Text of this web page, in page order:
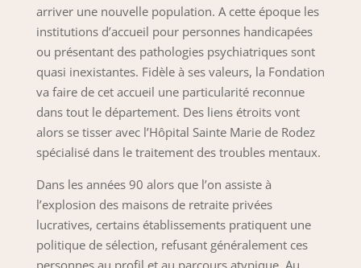
arriver une nouvelle population. A cette époque les
institutions d’accueil pour personnes handicapées
ou présentant des pathologies psychiatriques sont
quasi inexistantes. Fidèle à ses valeurs, la Fondation
va faire de cet accueil une particularité reconnue
dans tout le département. Des liens étroits vont
alors se tisser avec l’Hôpital Sainte Marie de Rodez
spécialisé dans le traitement des troubles mentaux.
Dans les années 90 alors que l’on assiste à
l’explosion des maisons de retraite privées
lucratives, certains établissements pratiquent une
politique de sélection, refusant généralement ces
personnes au profil et au parcours atypique. Au